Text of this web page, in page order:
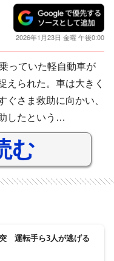
2026年1月23日 金曜 午後0:00
っていた軽自動車が
えられた。車は大きく
ぐさま救助に向かい、
したという…
む
運転手ら3人が逃げる